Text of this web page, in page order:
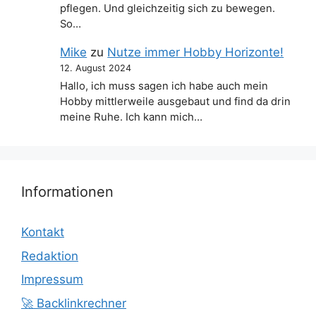
pflegen. Und gleichzeitig sich zu bewegen.
So…
Mike zu Nutze immer Hobby Horizonte!
12. August 2024
Hallo, ich muss sagen ich habe auch mein
Hobby mittlerweile ausgebaut und find da drin
meine Ruhe. Ich kann mich…
Informationen
Kontakt
Redaktion
Impressum
🚀 Backlinkrechner